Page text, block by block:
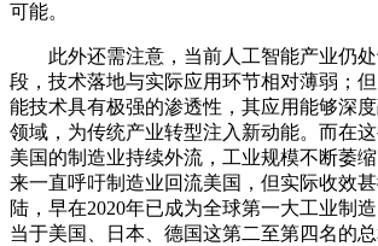
可能。
此外还需注意，当前人工智能产业仍处
段，技术落地与实际应用环节相对薄弱；
能技术具有极强的渗透性，其应用能够深
领域，为传统产业转型注入新动能。而在
美国的制造业持续外流，工业规模不断萎
来一直呼吁制造业回流美国，但实际收效
陆，早在2020年已成为全球第一大工业制
当于美国、日本、德国这第二至第四名的